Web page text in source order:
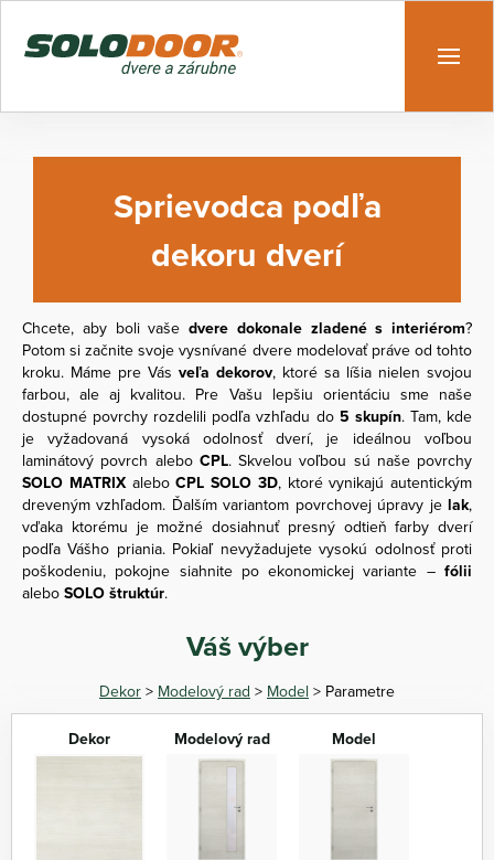
Sprievodca podľa
dekoru dverí
Chcete, aby boli vaše dvere dokonale zladené s interiérom?
Potom si začnite svoje vysnívané dvere modelovať práve od tohto
kroku. Máme pre Vás veľa dekorov, ktoré sa líšia nielen svojou
farbou, ale aj kvalitou. Pre Vašu lepšiu orientáciu sme naše
dostupné povrchy rozdelili podľa vzhľadu do 5 skupín. Tam, kde
je vyžadovaná vysoká odolnosť dverí, je ideálnou voľbou
laminátový povrch alebo CPL. Skvelou voľbou sú naše povrchy
SOLO MATRIXaleboCPL SOLO 3D, ktoré vynikajú autentickým
dreveným vzhľadom. Ďalším variantom povrchovej úpravy je lak,
vďaka ktorému je možné dosiahnuť presný odtieň farby dverí
podľa Vášho priania. Pokiaľ nevyžadujete vysokú odolnosť proti
poškodeniu, pokojne siahnite po ekonomickej variante – fólii
alebo SOLO štruktúr.
Váš výber
Dekor > Modelový rad > Model > Parametre
Dekor Modelový rad Model